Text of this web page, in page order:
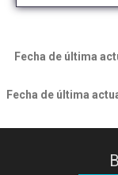
Fecha de última
Fecha de última